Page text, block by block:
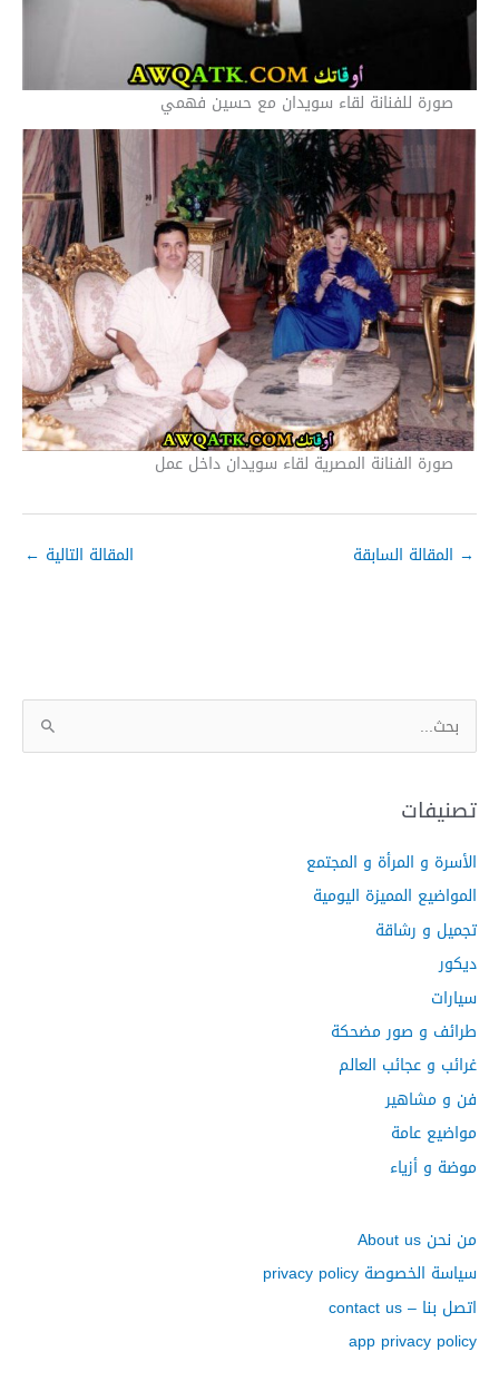
صورة للفنانة لقاء سويدان مع حسين فهمي
صورة الفنانة المصرية لقاء سويدان داخل عمل
→ المقالة السابقة المقالة التالية ←
ح
ع
ن
:
تصنيفات
الأسرة و المرأة و المجتمع
المواضيع المميزة اليومية
تجميل و رشاقة
ديكور
سيارات
طرائف و صور مضحكة
غرائب و عجائب العالم
فن و مشاهير
مواضيع عامة
موضة و أزياء
من نحن About us
سياسة الخصوصة privacy policy
اتصل بنا – contact us
app privacy policy